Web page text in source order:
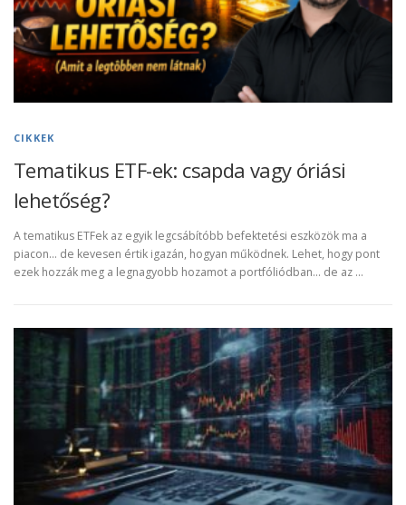
CIKKEK
Tematikus ETF-ek: csapda vagy óriási
lehetőség?
A tematikus ETFek az egyik legcsábítóbb befektetési eszközök ma a
piacon… de kevesen értik igazán, hogyan működnek. Lehet, hogy pont
ezek hozzák meg a legnagyobb hozamot a portfóliódban… de az …